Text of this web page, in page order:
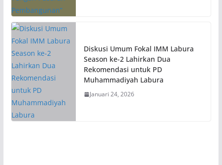
Diskusi Umum Fokal IMM Labura
Season ke-2 Lahirkan Dua
Rekomendasi untuk PD
Muhammadiyah Labura
Januari 24, 2026